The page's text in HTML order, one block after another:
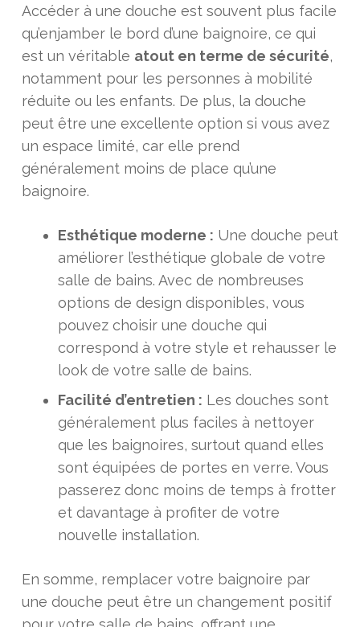
Accéder à une douche est souvent plus facile
qu’enjamber le bord d’une baignoire, ce qui
est un véritable atout en terme de sécurité,
notamment pour les personnes à mobilité
réduite ou les enfants. De plus, la douche
peut être une excellente option si vous avez
un espace limité, car elle prend
généralement moins de place qu’une
baignoire.
Esthétique moderne : Une douche peut
améliorer l’esthétique globale de votre
salle de bains. Avec de nombreuses
options de design disponibles, vous
pouvez choisir une douche qui
correspond à votre style et rehausser le
look de votre salle de bains.
Facilité d’entretien : Les douches sont
généralement plus faciles à nettoyer
que les baignoires, surtout quand elles
sont équipées de portes en verre. Vous
passerez donc moins de temps à frotter
et davantage à profiter de votre
nouvelle installation.
En somme, remplacer votre baignoire par
une douche peut être un changement positif